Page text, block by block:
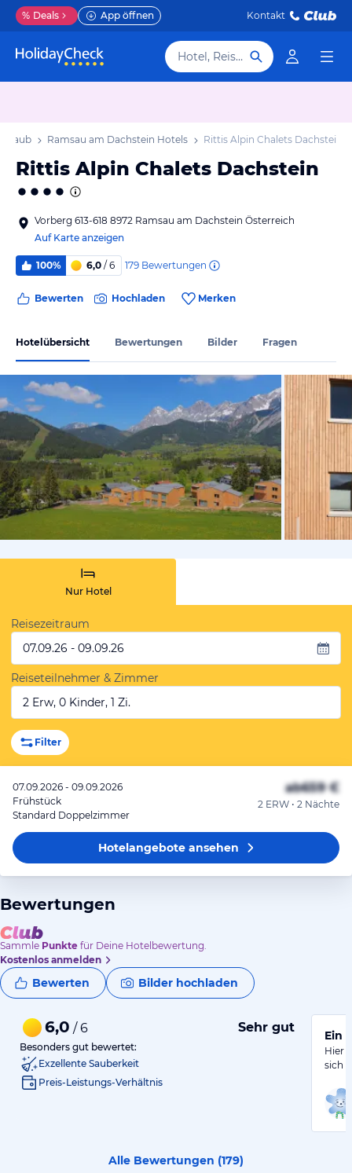
% Deals App öffnen Kontakt
Hotel, Reiseziel
Ramsau am Dachstein Hotels Rittis Alpin Chalets Dachstein
Rittis Alpin Chalets Dachstein
Vorberg 613-618 8972 Ramsau am Dachstein Österreich
Auf Karte anzeigen
100% 6,0 / 6 179 Bewertungen
Bewerten Hochladen Merken
Hotelübersicht Bewertungen Bilder Fragen
vom
Nur Hotel
Reisezeitraum
07.09.26 - 09.09.26
Reiseteilnehmer & Zimmer
2 Erw, 0 Kinder, 1 Zi.
Filter
07.09.2026 - 09.09.2026
Frühstück
Standard Doppelzimmer
ab659 €
2 ERW • 2 Nächte
Hotelangeboteansehen
Bewertungen
Sammle Punkte für Deine Hotelbewertung.
Kostenlos anmelden
Bewerten Bilder hochladen
6,0 / 6 Sehr gut
Besonders gut bewertet:
Exzellente Sauberkeit
Preis-Leistungs-Verhältnis
Ein
Hier
sich
Alle Bewertungen (179)